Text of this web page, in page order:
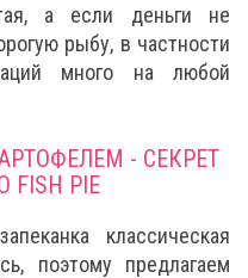
а если деньги не
рыбу, в частности
много на любой
- СЕКРЕТ
PIE
классическая
поэтому предлагаем